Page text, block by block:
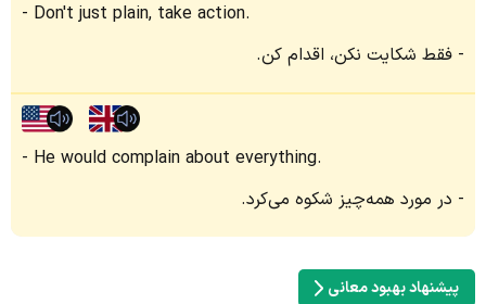
Don't just plain, take action.
فقط شکایت نکن، اقدام کن.
He would complain about everything.
در مورد همه‌چیز شکوه می‌کرد.
پیشنهاد بهبود معانی